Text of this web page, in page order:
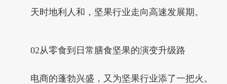
天时地利人和，坚果行业走向高速发展期。
02从零食到日常膳食坚果的演变升级路
电商的蓬勃兴盛，又为坚果行业添了一把火。